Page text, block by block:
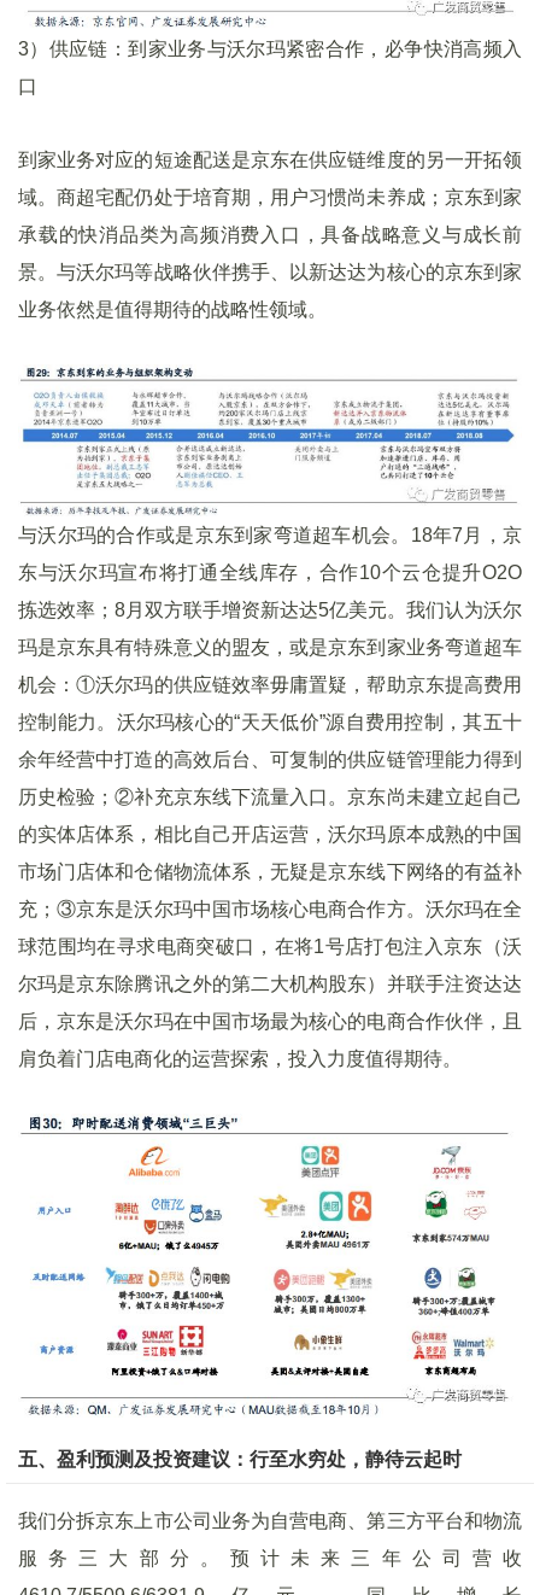
3）供应链：到家业务与沃尔玛紧密合作，必争快消高频入
口
到家业务对应的短途配送是京东在供应链维度的另一开拓领
域。商超宅配仍处于培育期，用户习惯尚未养成；京东到家
承载的快消品类为高频消费入口，具备战略意义与成长前
景。与沃尔玛等战略伙伴携手、以新达达为核心的京东到家
业务依然是值得期待的战略性领域。
与沃尔玛的合作或是京东到家弯道超车机会。18年7月，京
东与沃尔玛宣布将打通全线库存，合作10个云仓提升O2O
拣选效率；8月双方联手增资新达达5亿美元。我们认为沃尔
玛是京东具有特殊意义的盟友，或是京东到家业务弯道超车
机会：①沃尔玛的供应链效率毋庸置疑，帮助京东提高费用
控制能力。沃尔玛核心的“天天低价”源自费用控制，其五十
余年经营中打造的高效后台、可复制的供应链管理能力得到
历史检验；②补充京东线下流量入口。京东尚未建立起自己
的实体店体系，相比自己开店运营，沃尔玛原本成熟的中国
市场门店体和仓储物流体系，无疑是京东线下网络的有益补
充；③京东是沃尔玛中国市场核心电商合作方。沃尔玛在全
球范围均在寻求电商突破口，在将1号店打包注入京东（沃
尔玛是京东除腾讯之外的第二大机构股东）并联手注资达达
后，京东是沃尔玛在中国市场最为核心的电商合作伙伴，且
肩负着门店电商化的运营探索，投入力度值得期待。
五、盈利预测及投资建议：行至水穷处，静待云起时
我们分拆京东上市公司业务为自营电商、第三方平台和物流
服务三大部分。预计未来三年公司营收